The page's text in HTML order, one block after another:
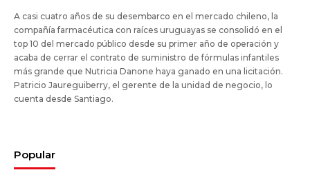
A casi cuatro años de su desembarco en el mercado chileno, la
compañía farmacéutica con raíces uruguayas se consolidó en el
top 10 del mercado público desde su primer año de operación y
acaba de cerrar el contrato de suministro de fórmulas infantiles
más grande que Nutricia Danone haya ganado en una licitación.
Patricio Jaureguiberry, el gerente de la unidad de negocio, lo
cuenta desde Santiago.
Popular